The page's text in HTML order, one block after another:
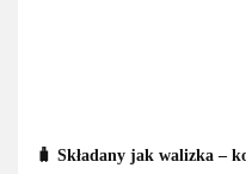
🧳 Składany jak walizka –